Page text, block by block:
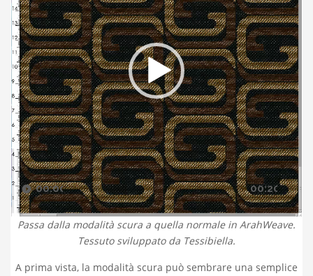
00:00 00:20
Passa dalla modalità scura a quella normale in ArahWeave.
Tessuto sviluppato da Tessibiella.
A prima vista, la modalità scura può sembrare una semplice